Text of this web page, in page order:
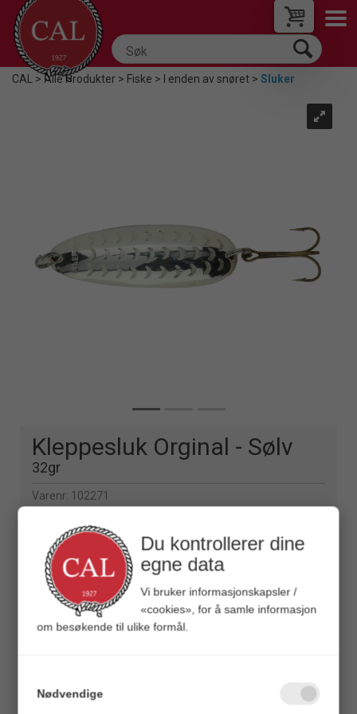
CAL >Alle Produkter>Fiske> I enden av snøret>Sluker
Kleppesluk Orginal - Sølv
32gr
Varenr: 102271
Alt. varenr:44979022
Veil. 193,00
Vekt (gram)
12g 15g 18g 24g
Du kontrollerer dine
egne data
Vi bruker informasjonskapsler /
«cookies», for å samle informasjon
om besøkende til ulike formål.
Nødvendige